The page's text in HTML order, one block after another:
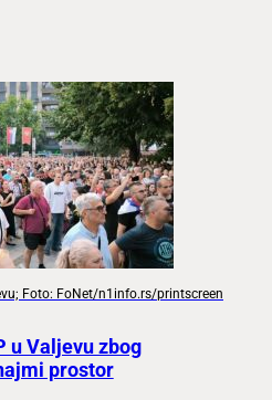
Foto: FoNet/n1info.rs/printscreen
u Valjevu zbog
prostor